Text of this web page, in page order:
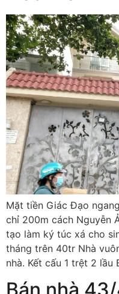
Mặt tiền Giác Đạo
chỉ 200m cách Nguyễn
tạo làm ký túc xá cho
tháng trên 40tr Nhà
nhà. Kết cấu 1 trệt 2